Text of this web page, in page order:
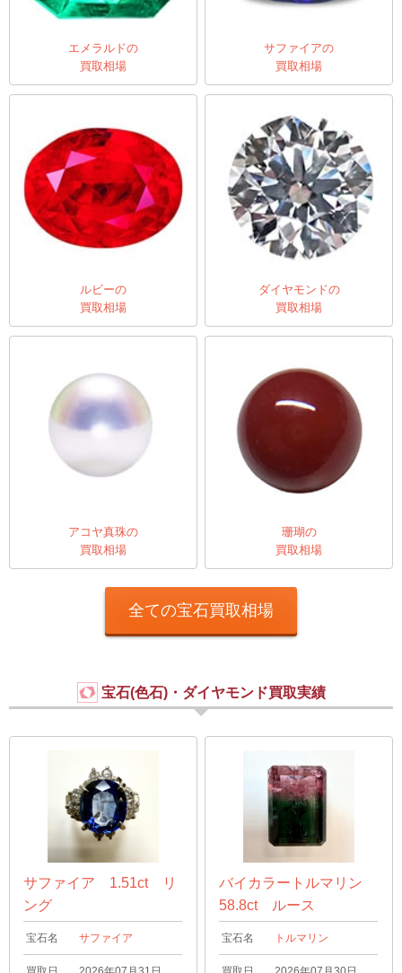
エメラルドの
買取相場
サファイアの
買取相場
ルビーの
買取相場
ダイヤモンドの
買取相場
アコヤ真珠の
買取相場
珊瑚の
買取相場
全ての宝石買取相場
宝石(色石)・ダイヤモンド買取実績
サファイア 1.51ct リ
ング
宝石名 サファイア
バイカラートルマリン
58.8ct ルース
宝石名 トルマリン